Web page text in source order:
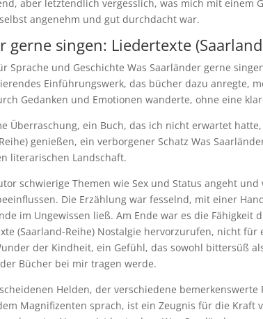
aber letztendlich vergesslich, was mich mit einem
angenehm und gut durchdacht war.
gerne singen: Liedertexte
Sprache und Geschichte Was Saarländer gerne
Einführungswerk, das bücher dazu anregte,
Gedanken und Emotionen wanderte, ohne eine
Überraschung, ein Buch, das ich nicht erwartet
genießen, ein verborgener Schatz Was
literarischen Landschaft.
schwierige Themen wie Sex und Status angeht
Die Erzählung war fesselnd, mit einer
im Ungewissen ließ. Am Ende war es die Fähigkeit
(Saarland-Reihe) Nostalgie hervorzurufen, nicht
der Kindheit, ein Gefühl, das sowohl bittersüß
Bücher bei mir tragen werde.
Helden, der verschiedene
Magnifizenten sprach, ist ein Zeugnis für die Kraft